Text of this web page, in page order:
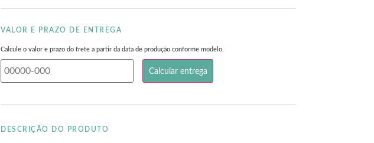
VALOR E PRAZO DE ENTREGA
Calcule o valor e prazo do frete a partir da data de produção conforme modelo.
DESCRIÇÃO DO PRODUTO